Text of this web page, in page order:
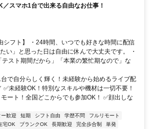
スマホ1台で出来る自由なお仕事！
シフト】 ・24時間、いつでも好きな時間に配信
い」と思った日は自由に休んで大丈夫です。 ・
テスト期間だから」「本業の繁忙期なので」な
で自分らしく輝く！未経験から始めるライブ配
✅未経験OK！特別なスキルや機材は一切不要！
ート！全国どこからでも参加OK！ ✅顔出しな
歓迎 短期 シフト自由 学歴不問
フルリモート
宅OK ブランクOK 長期歓迎 完全歩合制
単発